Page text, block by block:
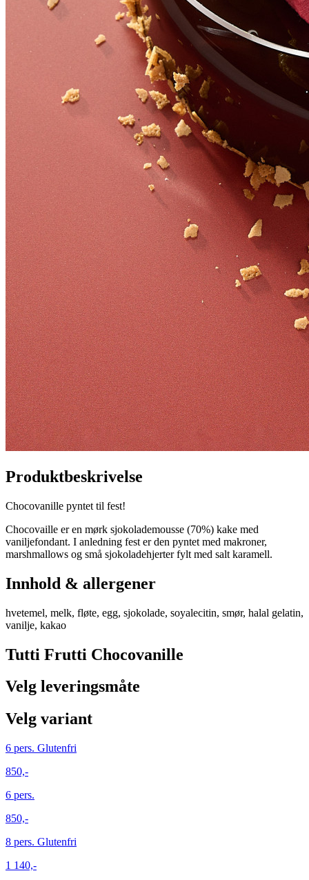
Produktbeskrivelse
Chocovanille pyntet til fest!
Chocovaille er en mørk sjokolademousse (70%) kake med
vaniljefondant. I anledning fest er den pyntet med makroner,
marshmallows og små sjokoladehjerter fylt med salt karamell.
Innhold & allergener
hvetemel, melk, fløte, egg, sjokolade, soyalecitin, smør, halal gelatin,
vanilje, kakao
Tutti Frutti Chocovanille
Velg leveringsmåte
Velg variant
6 pers. Glutenfri
850,-
6 pers.
850,-
8 pers. Glutenfri
1 140,-